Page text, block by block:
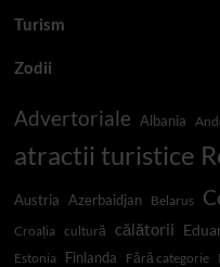
Turism
Zodii
Advertoriale Albania
atractii turistice
Austria Azerbaidjan Belarus
Croația cultură călătorii
Estonia Finlanda Fără categorie